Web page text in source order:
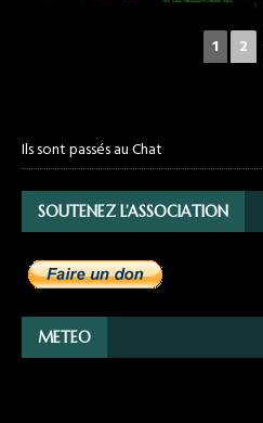
1 2
Ils sont passés au Chat
SOUTENEZ L’ASSOCIATION
METEO